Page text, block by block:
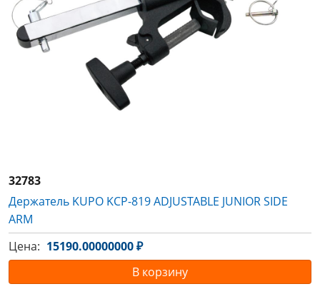
32783
Держатель KUPO KCP-819 ADJUSTABLE JUNIOR SIDE
ARM
Цена: 15190.00000000 ₽
В корзину